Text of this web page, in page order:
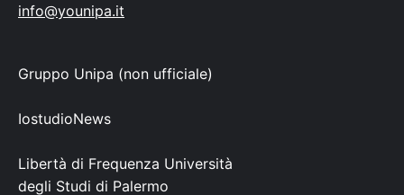
info@younipa.it
Gruppo Unipa (non ufficiale)
IostudioNews
Libertà di Frequenza Università
degli Studi di Palermo